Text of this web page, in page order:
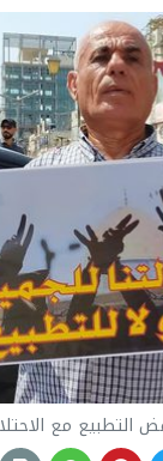
التطبيع مع